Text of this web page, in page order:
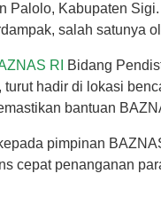
Palolo, Kabupaten
salah satunya
RI
Bidang
turut hadir di lokasi
bantuan
pimpinan
cepat penanganan